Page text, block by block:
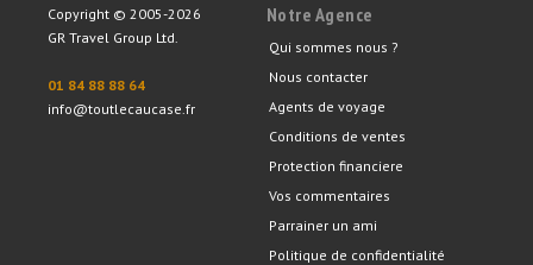
Copyright © 2005-2026
GR Travel Group Ltd.
01 84 88 88 64
info@toutlecaucase.fr
Notre Agence
Qui sommes nous ?
Nous contacter
Agents de voyage
Conditions de ventes
Protection financiere
Vos commentaires
Parrainer un ami
Politique de confidentialité